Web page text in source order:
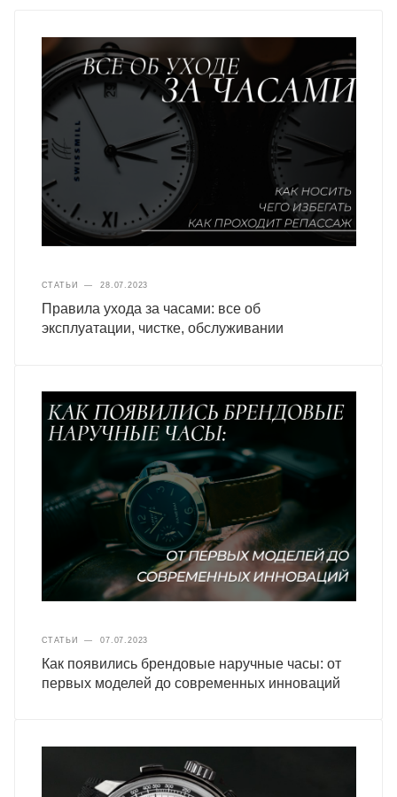
СТАТЬИ — 28.07.2023
Правила ухода за часами: все об
эксплуатации, чистке, обслуживании
СТАТЬИ — 07.07.2023
Как появились брендовые наручные часы: от
первых моделей до современных инноваций